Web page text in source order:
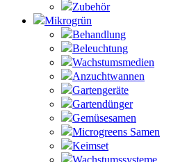
Zubehör
Mikrogrün
Behandlung
Beleuchtung
Wachstumsmedien
Anzuchtwannen
Gartengeräte
Gartendünger
Gemüsesamen
Microgreens Samen
Keimset
Wachstumssysteme